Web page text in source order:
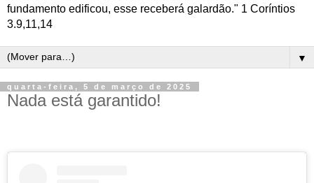
fundamento edificou, esse receberá galardão." 1 Coríntios
3.9,11,14
▼
quarta-feira, 5 de março de 2025
Nada está garantido!